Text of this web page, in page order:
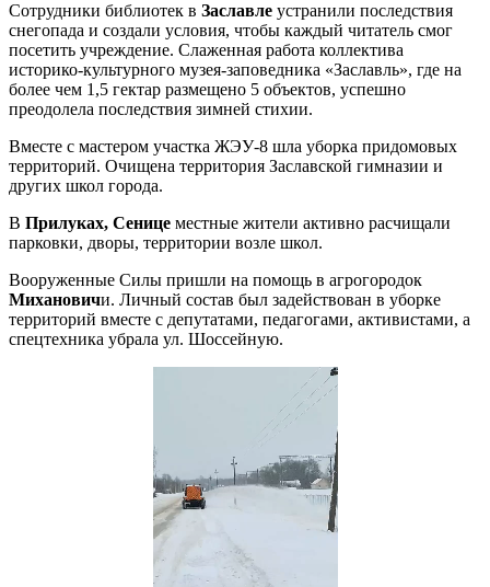
Сотрудники библиотек в Заславле устранили последствия
снегопада и создали условия, чтобы каждый читатель смог
посетить учреждение. Слаженная работа коллектива
историко-культурного музея-заповедника «Заславль», где на
более чем 1,5 гектар размещено 5 объектов, успешно
преодолела последствия зимней стихии.
Вместе с мастером участка ЖЭУ-8 шла уборка придомовых
территорий. Очищена территория Заславской гимназии и
других школ города.
В Прилуках, Сенице местные жители активно расчищали
парковки, дворы, территории возле школ.
Вооруженные Силы пришли на помощь в агрогородок
Михановичи. Личный состав был задействован в уборке
территорий вместе с депутатами, педагогами, активистами, а
спецтехника убрала ул. Шоссейную.